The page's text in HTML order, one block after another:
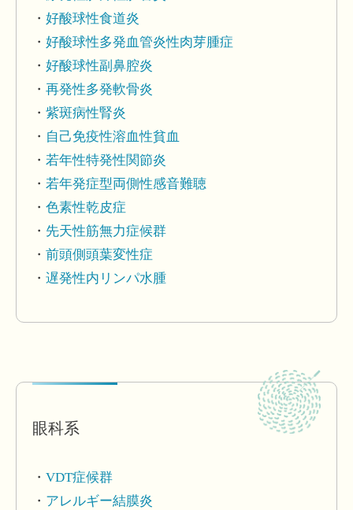
好酸球性食道炎
好酸球性多発血管炎性肉芽腫症
好酸球性副鼻腔炎
再発性多発軟骨炎
紫斑病性腎炎
自己免疫性溶血性貧血
若年性特発性関節炎
若年発症型両側性感音難聴
色素性乾皮症
先天性筋無力症候群
前頭側頭葉変性症
遅発性内リンパ水腫
眼科系
VDT症候群
アレルギー結膜炎